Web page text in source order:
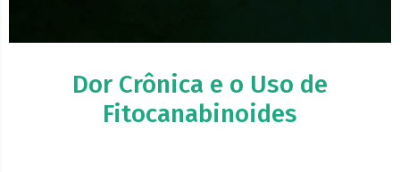
Dor Crônica e o Uso de
Fitocanabinoides